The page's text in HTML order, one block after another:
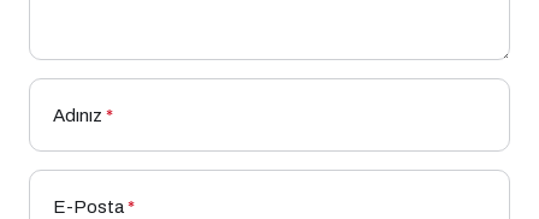
Adınız *
E-Posta*